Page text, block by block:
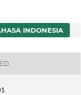
INDONESIA